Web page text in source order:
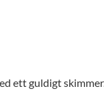
ett guldigt